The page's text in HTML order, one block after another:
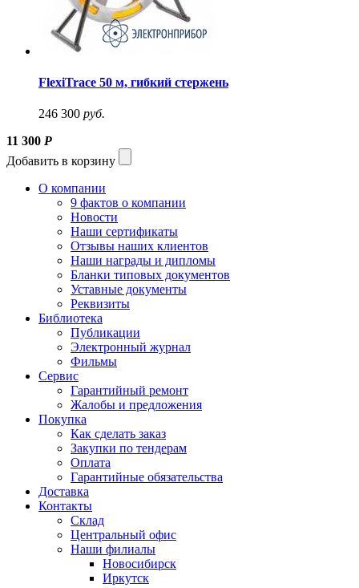
FlexiTrace 50 м, гибкий стержень
246 300 руб.
11 300 Р
Добавить в корзину
О компании
9 фактов о компании
Новости
Наши сертификаты
Отзывы наших клиентов
Наши награды и дипломы
Бланки типовых документов
Уставные документы
Реквизиты
Библиотека
Публикации
Электронный журнал
Фильмы
Сервис
Гарантийный ремонт
Жалобы и предложения
Покупка
Как сделать заказ
Закупки по тендерам
Оплата
Гарантийные обязательства
Доставка
Контакты
Склад
Центральный офис
Наши филиалы
Новосибирск
Иркутск